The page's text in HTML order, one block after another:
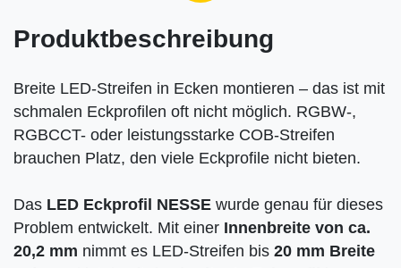
Produktbeschreibung
Breite LED-Streifen in Ecken montieren – das ist mit
schmalen Eckprofilen oft nicht möglich. RGBW-,
RGBCCT- oder leistungsstarke COB-Streifen
brauchen Platz, den viele Eckprofile nicht bieten.
Das LED Eckprofil NESSE wurde genau für dieses
Problem entwickelt. Mit einer Innenbreite von ca.
20,2 mm nimmt es LED-Streifen bis 20 mm Breite